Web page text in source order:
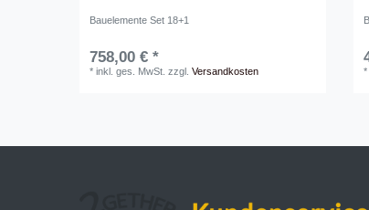
Bauelemente Set 18+1
758,00 € *
*inkl. ges. MwSt. zzgl.Versandkosten